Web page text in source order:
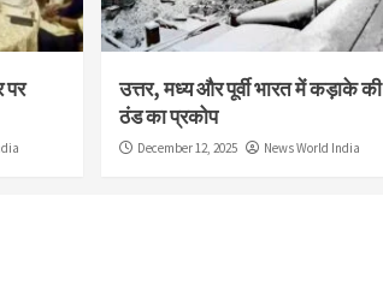
पर
उत्तर, मध्य और पूर्वी भारत में कड़ाके की
ठंड का प्रकोप
December 12, 2025 News World India